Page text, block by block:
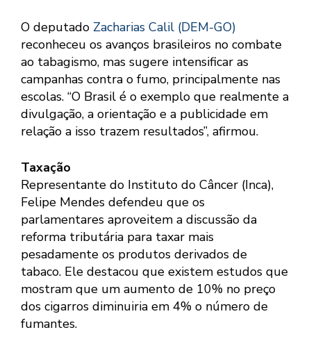
O deputado Zacharias Calil (DEM-GO)
reconheceu os avanços brasileiros no combate
ao tabagismo, mas sugere intensificar as
campanhas contra o fumo, principalmente nas
escolas. “O Brasil é o exemplo que realmente a
divulgação, a orientação e a publicidade em
relação a isso trazem resultados”, afirmou.
Taxação
Representante do Instituto do Câncer (Inca),
Felipe Mendes defendeu que os
parlamentares aproveitem a discussão da
reforma tributária para taxar mais
pesadamente os produtos derivados de
tabaco. Ele destacou que existem estudos que
mostram que um aumento de 10% no preço
dos cigarros diminuiria em 4% o número de
fumantes.